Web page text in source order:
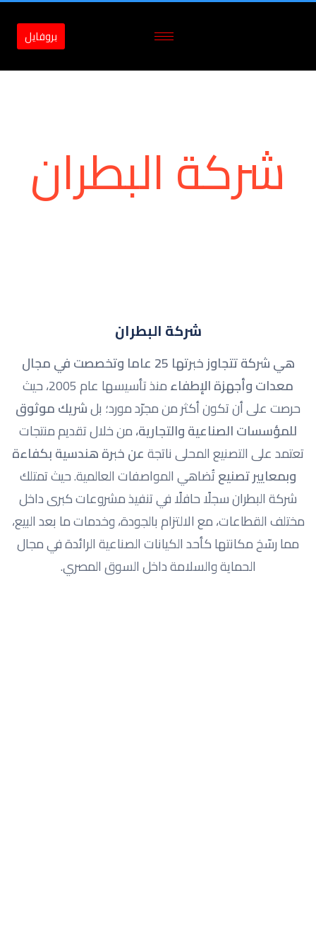
بروفايل
شركة البطران
شركة البطران
هي شركة تتجاوز خبرتها 25 عاما وتخصصت في مجال
معدات وأجهزة الإطفاء
منذ تأسيسها عام 2005، حيث
حرصت على أن تكون أكثر من مجرّد مورد؛ بلشريك موثوق
للمؤسسات الصناعية والتجارية،من خلال تقديم منتجات
تعتمد على التصنيع المحلى ناتجةعن خبرة هندسيةبكفاءة
وبمعايير تصنيعتُضاهي المواصفات العالمية. حيث تمتلك
شركة البطران سجلًا حافلًا في تنفيذ مشروعات كبرى داخل
مختلف القطاعات، مع الالتزام بالجودة، وخدمات ما بعد البيع،
مما رسّخ مكانتها كأحد الكيانات الصناعية الرائدة في مجال
الحماية والسلامة داخل السوق المصري.